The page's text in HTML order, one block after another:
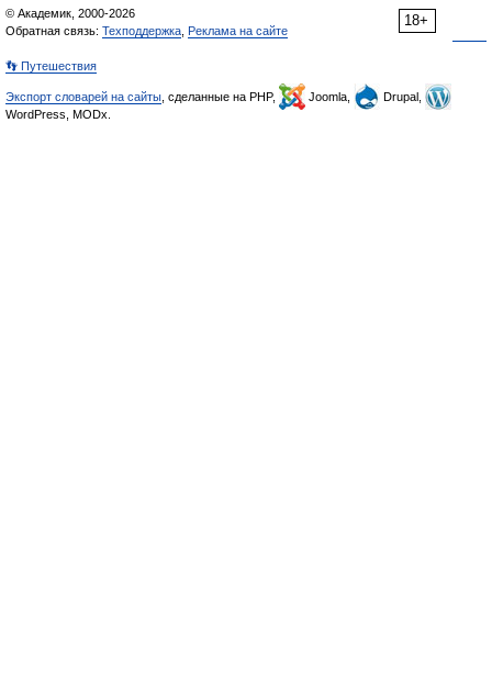
18+
© Академик, 2000-2026
Обратная связь: Техподдержка Реклама на сайте
👣 Путешествия
Экспорт словарей на сайты , сделанные на PHP, Joomla,
Drupal,
WordPress, MODx.